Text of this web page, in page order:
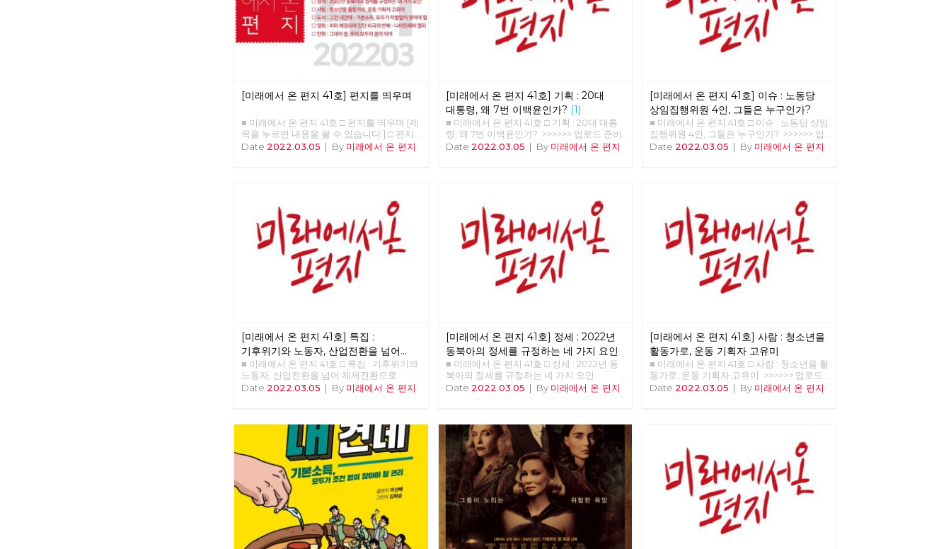
[미래에서 온 편지 41호] 편지를 띄우며
■ 미래에서 온 편지 41호 □ 편지를 띄우며 [제
목을 누르면 내용을 볼 수 있습니다.] □ 편지
를 띄우며 □ 기획 : 20대 대통령, 왜 7번 이백
요인 □ 사람 : 청소년을 활동가로, 운동 기획
자 고유미 □ 도서 : 그건 내건데 - 기본소득,
모두가 차별없이 찾아야 할 권리 □ 영화 : 이
미 예정되어 있던 비극의 반복 - 나이트메어
앨리 □ 만화 : 그대의 꿈, 우리 모두의 꿈이 되
Date 2022.03.05 | By 미래에서 온 편지
[미래에서 온 편지 41호] 기획 : 20대
대통령, 왜 7번 이백윤인가? (1)
■ 미래에서 온 편지 41호 □ 기획 : 20대 대통
령, 왜 7번 이백윤인가? >>>>>> 업로드 준비
중 <<<<<<
Date 2022.03.05 | By 미래에서 온 편지
[미래에서 온 편지 41호] 이슈 : 노동당
상임집행위원 4인, 그들은 누구인가?
■ 미래에서 온 편지 41호 □ 이슈 : 노동당 상임
집행위원 4인, 그들은 누구인가? >>>>>> 업
로드 준비중 <<<<<<
Date 2022.03.05 | By 미래에서 온 편지
[미래에서 온 편지 41호] 특집 :
기후위기와 노동자, 산업전환을 넘어
체제전환으로
■ 미래에서 온 편지 41호 □ 특집 : 기후위기와
노동자, 산업전환을 넘어 체제전환으로
>>>>>> 업로드 준비중 <<<<<<
Date 2022.03.05 | By 미래에서 온 편지
[미래에서 온 편지 41호] 정세 : 2022년
동북아의 정세를 규정하는 네 가지 요인
■ 미래에서 온 편지 41호 □ 정세 : 2022년 동
북아의 정세를 규정하는 네 가지 요인
>>>>>> 업로드 준비중 <<<<<<
Date 2022.03.05 | By 미래에서 온 편지
[미래에서 온 편지 41호] 사람 : 청소년을
활동가로, 운동 기획자 고유미
■ 미래에서 온 편지 41호 □ 사람 : 청소년을 활
동가로, 운동 기획자 고유미 >>>>>> 업로드
준비중 <<<<<<
Date 2022.03.05 | By 미래에서 온 편지